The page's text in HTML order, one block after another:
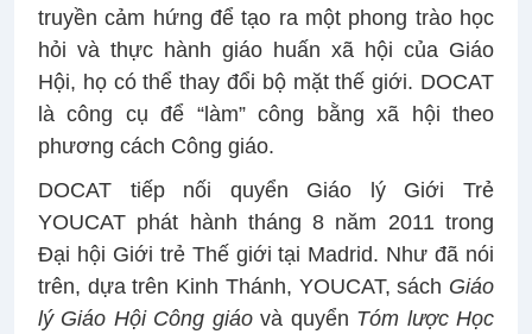
truyền cảm hứng để tạo ra một phong trào học
hỏi và thực hành giáo huấn xã hội của Giáo
Hội, họ có thể thay đổi bộ mặt thế giới. DOCAT
là công cụ để “làm” công bằng xã hội theo
phương cách Công giáo.
DOCAT tiếp nối quyển Giáo lý Giới Trẻ
YOUCAT phát hành tháng 8 năm 2011 trong
Đại hội Giới trẻ Thế giới tại Madrid. Như đã nói
trên, dựa trên Kinh Thánh, YOUCAT, sách Giáo
lý Giáo Hội Công giáo và quyển Tóm lược Học